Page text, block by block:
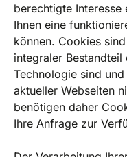
berechtigte
Ihnen eine
können. Cookies
integraler
Technologie sind
aktueller Webseiten
benötigen daher
Ihre Anfrage zur